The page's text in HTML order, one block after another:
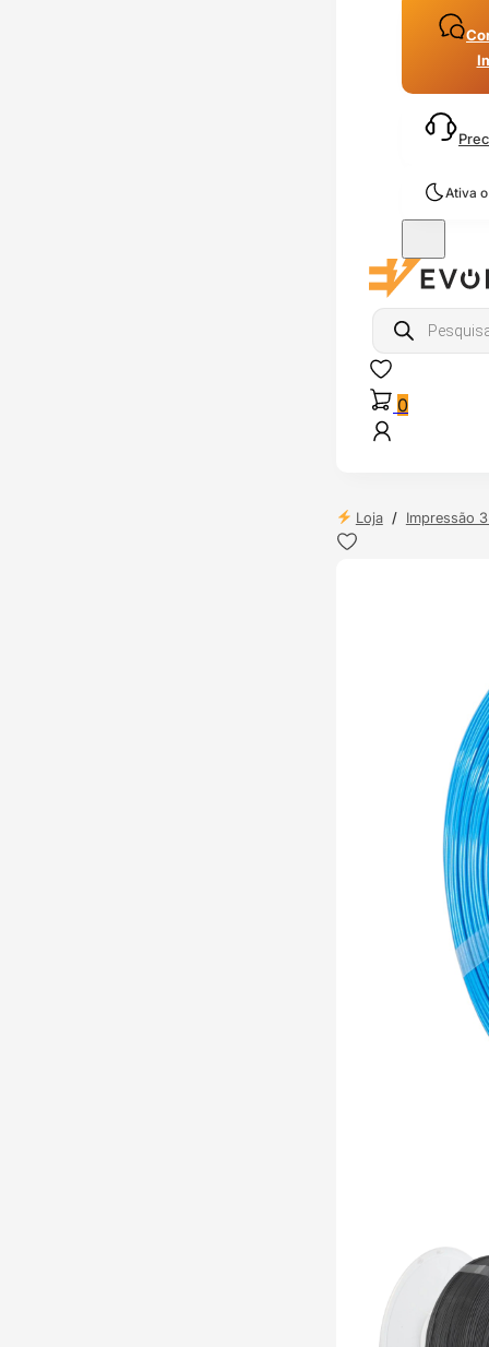
Ativa
Products
search
0
Loja / Impressão